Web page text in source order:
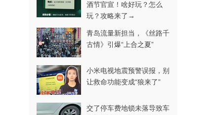
酒节官宣！啥好玩？怎么
玩？攻略来了→
青岛流量新担当，《丝路千
古情》引爆“上合之夏”
小米电视地震预警误报，别
让救命功能变成“狼来了”
交了停车费地锁未落导致车